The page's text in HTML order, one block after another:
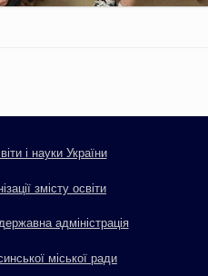
і науки України
змісту освіти
адміністрація
міської ради